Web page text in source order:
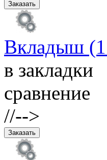
Вкладыш
в закладки
сравнение
//-->